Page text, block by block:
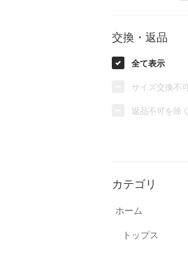
交換・返品
全て表示
サイズ交換不
返品不可を除く
カテゴリ
ホーム
トップス